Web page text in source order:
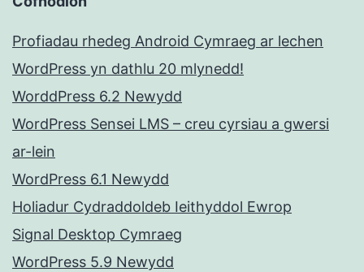
Profiadau rhedeg Android Cymraeg ar lechen
WordPress yn dathlu 20 mlynedd!
WorddPress 6.2 Newydd
WordPress Sensei LMS – creu cyrsiau a gwersi
ar-lein
WordPress 6.1 Newydd
Holiadur Cydraddoldeb Ieithyddol Ewrop
Signal Desktop Cymraeg
WordPress 5.9 Newydd